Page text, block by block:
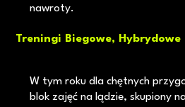
nawroty.
Treningi Biegowe, Hybrydowe
W tym roku dla chętnych
blok zajęć na lądzie, skupiony